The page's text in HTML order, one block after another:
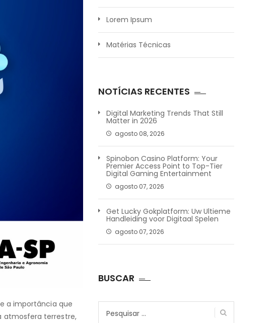
a importância que
atmosfera terrestre,
Lorem Ipsum
Matérias Técnicas
NOTÍCIAS RECENTES
Digital Marketing Trends That Still
Matter in 2026
agosto 08, 2026
Spinobon Casino Platform: Your
Premier Access Point to Top-Tier
Digital Gaming Entertainment
agosto 07, 2026
Get Lucky Gokplatform: Uw Ultieme
Handleiding voor Digitaal Spelen
agosto 07, 2026
BUSCAR